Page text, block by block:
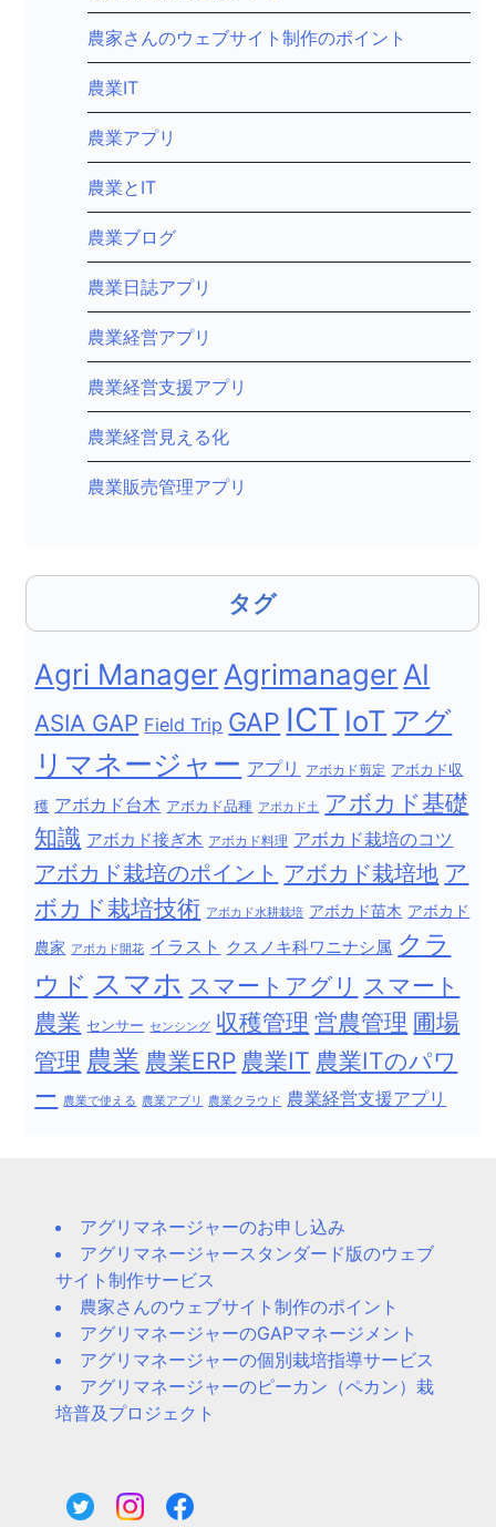
農家さんのウェブサイト制作のポイント
農業IT
農業アプリ
農業とIT
農業ブログ
農業日誌アプリ
農業経営アプリ
農業経営支援アプリ
農業経営見える化
農業販売管理アプリ
タグ
Agri Manager Agrimanager AI
ASIA GAP Field Trip GAP ICT IoT アグ
リマネージャー アプリ アボカド剪定 アボカド収
穫 アボカド台木 アボカド品種 アボカド土
アボカド基礎
知識 アボカド接ぎ木 アボカド料理 アボカド栽培のコツ
アボカド栽培のポイント アボカド栽培地 ア
ボカド栽培技術 アボカド水耕栽培 アボカド苗木 アボカド
農家 アボカド開花 イラスト クスノキ科ワニナシ属 クラ
ウド スマホ スマートアグリ スマート
農業 センサー センシング 収穫管理 営農管理 圃場
管理 農業 農業ERP 農業IT 農業ITのパワ
ー
農業で使える 農業アプリ 農業クラウド 農業経営支援アプリ
アグリマネージャーのお申し込み
アグリマネージャースタンダード版のウェブ
サイト制作サービス
農家さんのウェブサイト制作のポイント
アグリマネージャーのGAPマネージメント
アグリマネージャーの個別栽培指導サービス
アグリマネージャーのピーカン（ペカン）栽
培普及プロジェクト